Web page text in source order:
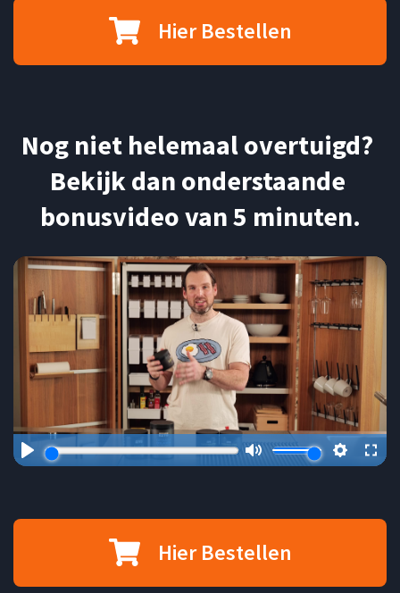
Hier Bestellen
Nog niet helemaal overtuigd?
Bekijk dan onderstaande
bonusvideo van 5 minuten.
Hier Bestellen